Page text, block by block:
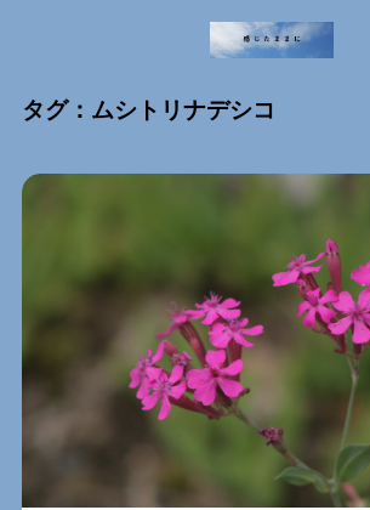
タグ：ムシトリナデシコ